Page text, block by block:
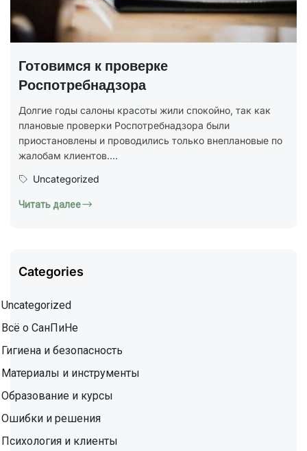
Готовимся к проверке
Роспотребнадзора
Долгие годы салоны красоты жили спокойно, так как
плановые проверки Роспотребнадзора были
приостановлены и проводились только внеплановые по
жалобам клиентов....
Uncategorized
Читать далее
Categories
Uncategorized
Всё о СанПиНе
Гигиена и безопасность
Материалы и инструменты
Образование и курсы
Ошибки и решения
Психология и клиенты